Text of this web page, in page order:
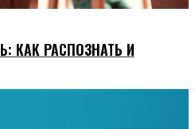
КАК РАСПОЗНАТЬ И